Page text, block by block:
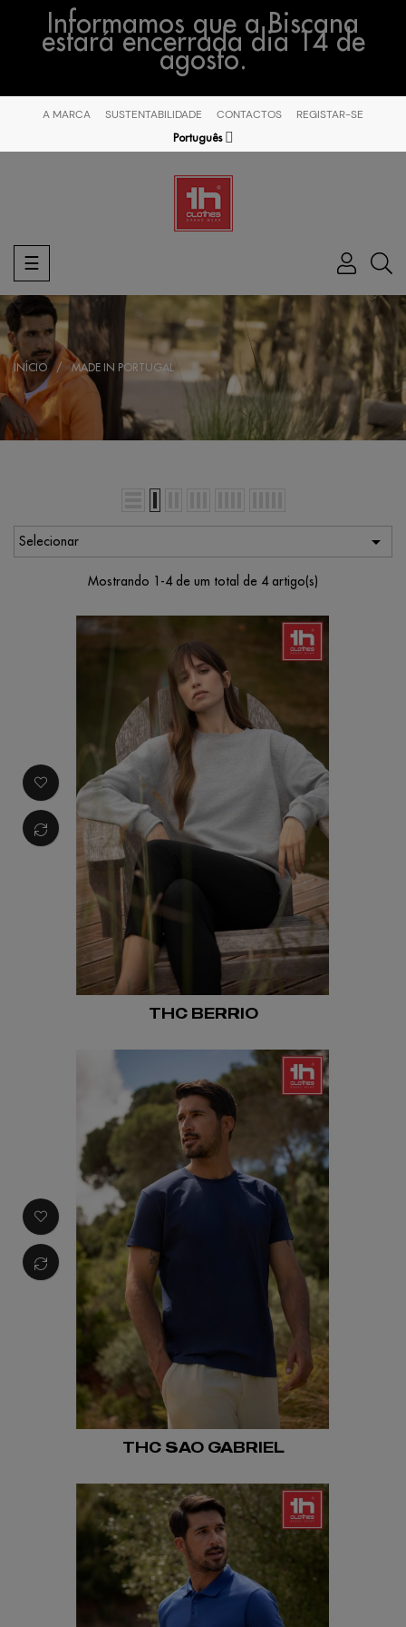
Informamos que a Biscana
estará encerrada dia 14 de
agosto.
A MARCA SUSTENTABILIDADE CONTACTOS REGISTAR-SE
Português
Toggle
navigation
☰
INÍCIO MADE IN PORTUGAL
Selecionar 
Mostrando 1-4 de um total de 4 artigo(s)
THC BERRIO
THC SAO GABRIEL